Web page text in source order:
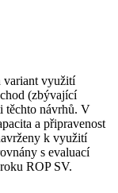
variant využití
(zbývající
těchto návrhů. V
a připravenost
k využití
s evaluací
ROP SV.